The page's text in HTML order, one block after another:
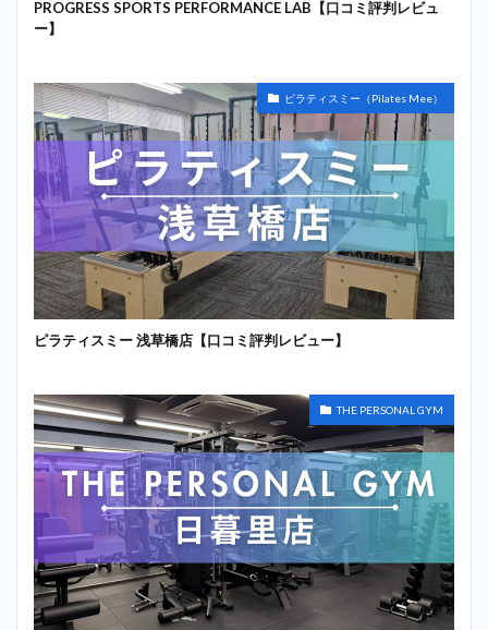
PROGRESS SPORTS PERFORMANCE LAB【口コミ評判レビュ
ー】
ピラティスミー（Pilates Mee）
ピラティスミー 浅草橋店【口コミ評判レビュー】
THE PERSONAL GYM